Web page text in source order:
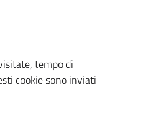
tempo di
cookie sono inviati